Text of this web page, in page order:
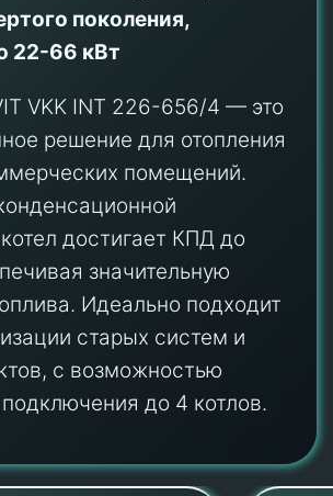
поколения,
22-66 кВт
VKK INT 226-656/4 — это
решение для отопления
помещений.
достигает КПД до
значительную
Идеально подходит
старых систем и
с возможностью
до 4 котлов.